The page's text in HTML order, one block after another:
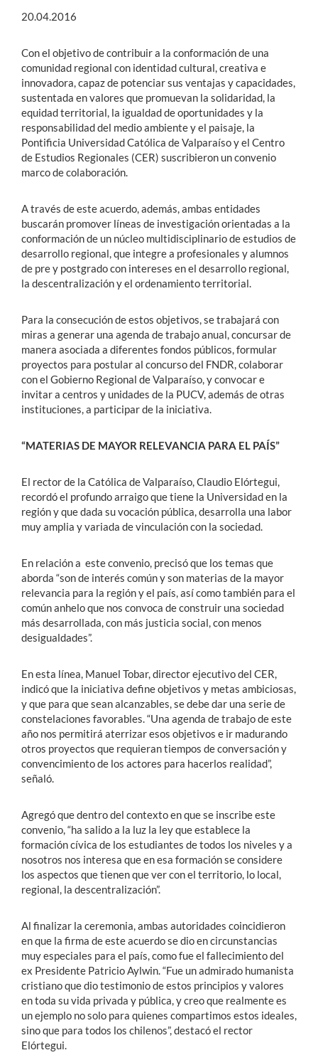
20.04.2016
Con el objetivo de contribuir a la conformación de una
comunidad regional con identidad cultural, creativa e
innovadora, capaz de potenciar sus ventajas y capacidades,
sustentada en valores que promuevan la solidaridad, la
equidad territorial, la igualdad de oportunidades y la
responsabilidad del medio ambiente y el paisaje, la
Pontificia Universidad Católica de Valparaíso y el Centro
de Estudios Regionales (CER) suscribieron un convenio
marco de colaboración.
A través de este acuerdo, además, ambas entidades
buscarán promover líneas de investigación orientadas a la
conformación de un núcleo multidisciplinario de estudios de
desarrollo regional, que integre a profesionales y alumnos
de pre y postgrado con intereses en el desarrollo regional,
la descentralización y el ordenamiento territorial.
Para la consecución de estos objetivos, se trabajará con
miras a generar una agenda de trabajo anual, concursar de
manera asociada a diferentes fondos públicos, formular
proyectos para postular al concurso del FNDR, colaborar
con el Gobierno Regional de Valparaíso, y convocar e
invitar a centros y unidades de la PUCV, además de otras
instituciones, a participar de la iniciativa.
“MATERIAS DE MAYOR RELEVANCIA PARA EL PAÍS”
El rector de la Católica de Valparaíso, Claudio Elórtegui,
recordó el profundo arraigo que tiene la Universidad en la
región y que dada su vocación pública, desarrolla una labor
muy amplia y variada de vinculación con la sociedad.
En relación a este convenio, precisó que los temas que
aborda “son de interés común y son materias de la mayor
relevancia para la región y el país, así como también para el
común anhelo que nos convoca de construir una sociedad
más desarrollada, con más justicia social, con menos
desigualdades”.
En esta línea, Manuel Tobar, director ejecutivo del CER,
indicó que la iniciativa define objetivos y metas ambiciosas,
y que para que sean alcanzables, se debe dar una serie de
constelaciones favorables. “Una agenda de trabajo de este
año nos permitirá aterrizar esos objetivos e ir madurando
otros proyectos que requieran tiempos de conversación y
convencimiento de los actores para hacerlos realidad”,
señaló.
Agregó que dentro del contexto en que se inscribe este
convenio, “ha salido a la luz la ley que establece la
formación cívica de los estudiantes de todos los niveles y a
nosotros nos interesa que en esa formación se considere
los aspectos que tienen que ver con el territorio, lo local,
regional, la descentralización”.
Al finalizar la ceremonia, ambas autoridades coincidieron
en que la firma de este acuerdo se dio en circunstancias
muy especiales para el país, como fue el fallecimiento del
ex Presidente Patricio Aylwin. “Fue un admirado humanista
cristiano que dio testimonio de estos principios y valores
en toda su vida privada y pública, y creo que realmente es
un ejemplo no solo para quienes compartimos estos ideales,
sino que para todos los chilenos”, destacó el rector
Elórtegui.